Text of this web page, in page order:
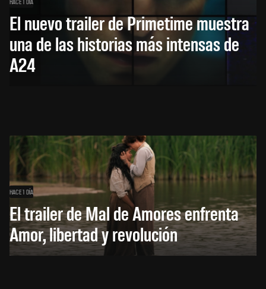
El nuevo trailer de Primetime muestra
una de las historias más intensas de
A24
HACE 1 DÍA
El trailer de Mal de Amores enfrenta
Amor, libertad y revolución